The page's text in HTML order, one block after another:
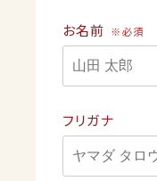
お名前 ※必須
フリガナ